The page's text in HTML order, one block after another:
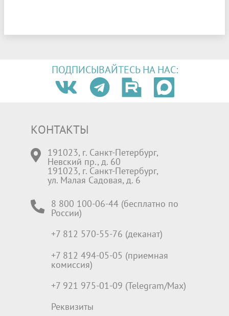
ПОДПИСЫВАЙТЕСЬ НА НАС:
КОНТАКТЫ
191023, г. Санкт-Петербург,
Невский пр., д. 60
191023, г. Санкт-Петербург,
ул. Малая Садовая, д. 6
8 800 100-06-44 (бесплатно по
России)
+7 812 570-55-76 (деканат)
+7 812 494-05-05 (приемная
комиссия)
+7 921 975-01-09 (Telegram/Max)
Реквизиты